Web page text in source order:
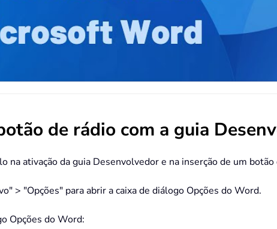
de rádio com a guia
na ativação da guia Desenvolvedor e na inserção de um
> "Opções" para abrir a caixa de diálogo Opções do Word.
Opções do Word: